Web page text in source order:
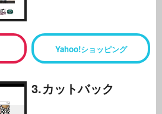
Yahoo!ショッピング
3.カットバック